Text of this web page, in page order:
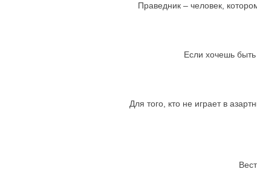
Праведник – человек,
Если хочешь
Для того, кто не играет в